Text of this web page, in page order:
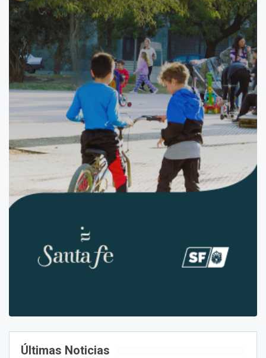
Últimas Noticias